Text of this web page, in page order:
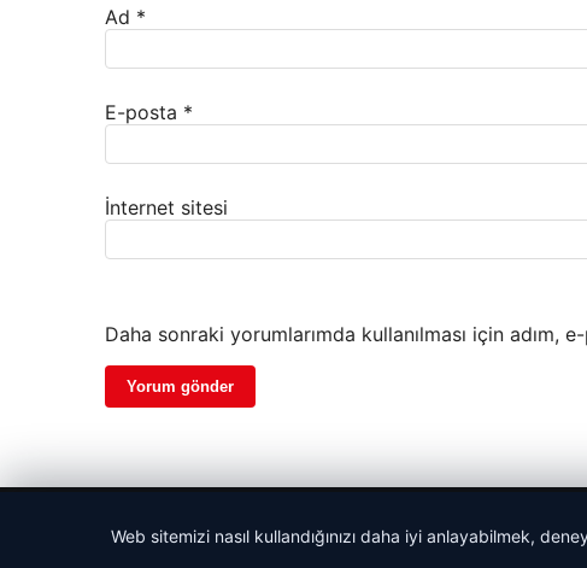
Ad *
E-posta *
İnternet sitesi
Daha sonraki yorumlarımda kullanılması için adım,
Web sitemizi nasıl kullandığınızı daha iyi anlayabilmek,